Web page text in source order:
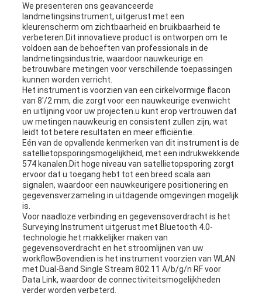
We presenteren ons geavanceerde
landmetingsinstrument, uitgerust met een
kleurenscherm om zichtbaarheid en bruikbaarheid te
verbeteren.Dit innovatieve product is ontworpen om te
voldoen aan de behoeften van professionals in de
landmetingsindustrie, waardoor nauwkeurige en
betrouwbare metingen voor verschillende toepassingen
kunnen worden verricht.
Het instrument is voorzien van een cirkelvormige flacon
van 8'/2 mm, die zorgt voor een nauwkeurige evenwicht
en uitlijning voor uw projecten.u kunt erop vertrouwen dat
uw metingen nauwkeurig en consistent zullen zijn, wat
leidt tot betere resultaten en meer efficiëntie.
Eén van de opvallende kenmerken van dit instrument is de
satellietopsporingsmogelijkheid, met een indrukwekkende
574 kanalen.Dit hoge niveau van satellietopsporing zorgt
ervoor dat u toegang hebt tot een breed scala aan
signalen, waardoor een nauwkeurigere positionering en
gegevensverzameling in uitdagende omgevingen mogelijk
is.
Voor naadloze verbinding en gegevensoverdracht is het
Surveying Instrument uitgerust met Bluetooth 4.0-
technologie.het makkelijker maken van
gegevensoverdracht en het stroomlijnen van uw
workflowBovendien is het instrument voorzien van WLAN
met Dual-Band Single Stream 802.11 A/b/g/n RF voor
Data Link, waardoor de connectiviteitsmogelijkheden
verder worden verbeterd.